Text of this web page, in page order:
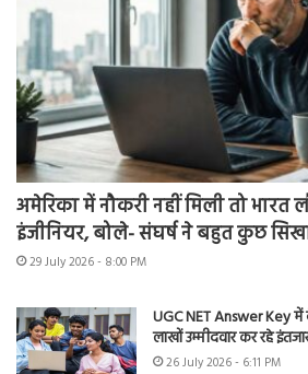
अमेरिका में नौकरी नहीं मिली तो भारत
इंजीनियर, बोले- संघर्ष ने बहुत कुछ
29 July 2026 - 8:00 PM
UGC NET Answer Key में
लाखों उम्मीदवार कर रहे
26 July 2026 - 6:11 PM